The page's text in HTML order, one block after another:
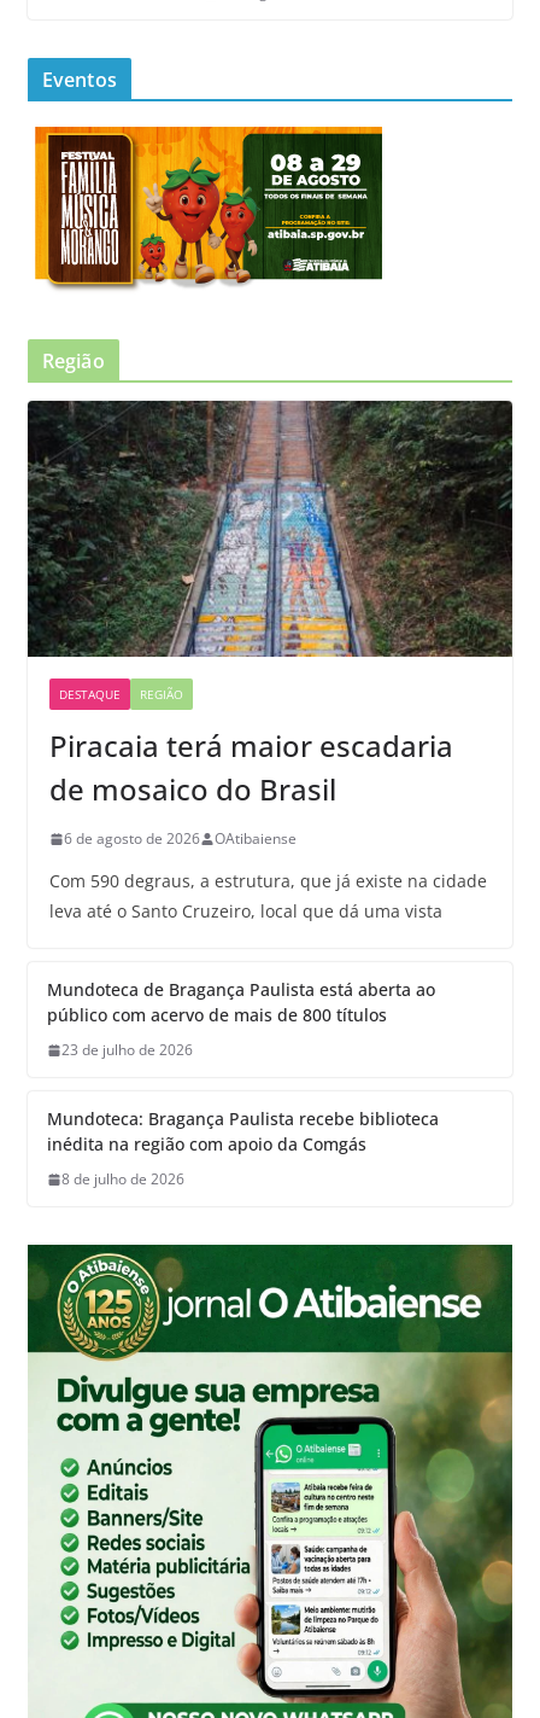
Eventos
Região
DESTAQUE REGIÃO
Piracaia terá maior escadaria
de mosaico do Brasil
6 de agosto de 2026 OAtibaiense
Com 590 degraus, a estrutura, que já existe na cidade
leva até o Santo Cruzeiro, local que dá uma vista
Mundoteca de Bragança Paulista está aberta ao
público com acervo de mais de 800 títulos
23 de julho de 2026
Mundoteca: Bragança Paulista recebe biblioteca
inédita na região com apoio da Comgás
8 de julho de 2026